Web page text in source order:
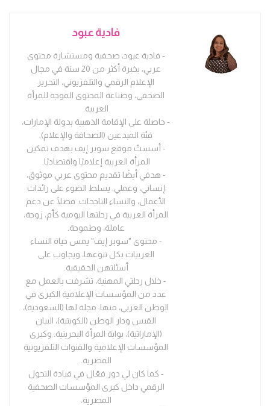
فادية عبود
- فادية عبود، صحفية ومستشارة محتوى
عربي، بخبرة أكثر من 20 سنة في مجال
الإعلام الرقمي والتلفزيوني، التحرير
الصحفي، وصناعة المحتوى الموجه للمرأة
العربية.
- حاصلة على الإقامة الذهبية بدولة الإمارات،
فئة المبدعين (الصحافة والإعلام).
- أسستُ موقع سوبر إيف بهدف تمكين
المرأة العربية إعلاميًا واقتصاديًا.
- هدفي أيضًا تقديم محتوى عربي موثوق،
إنساني، وعملي. يسلط الضوء على رائدات
الأعمال، والنساء الناجحات. فضلًا عن دعم
المرأة العربية في رحلتها اليومية كأم، زوجة،
عاملة، وطموحة.
- محتوى "سوبر إيف" يمس حياة النساء
العربيات بكل تنوعها، ويجاوب على
أسئلتهن الحقيقية.
- خلال رحلتي المهنية، تشرفت بالعمل مع
عدد من المؤسسات الإعلامية الكبرى في
الوطن العربي، منها: مجلة لها (السعودية)،
القبس ودار الوطن (الكويتية)، البيان
(الإماراتية)، بوابة المرأة البحرينية. وكبرى
المؤسسات الإعلامية والقنوات التلفزيونية
المصرية.
- كما كان لي دور فعّال في قيادة التحول
الرقمي داخل كبرى المؤسسات الصحفية
المصرية.